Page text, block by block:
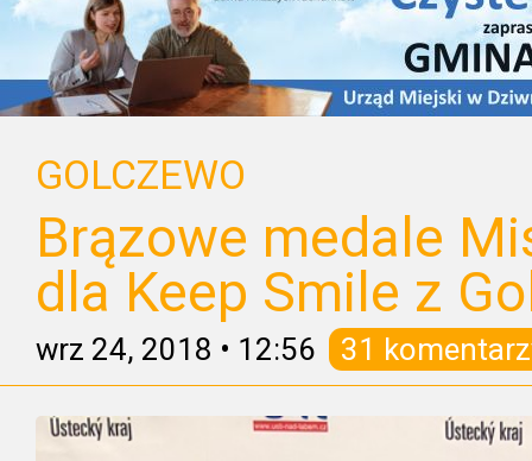
GOLCZEWO
Brązowe medale
dla Keep Smile z
wrz 24, 2018 • 12:56 31